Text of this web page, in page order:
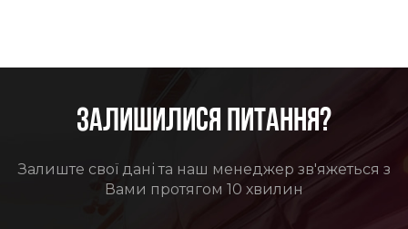
ЗАЛИШИЛИСЯ ПИТАННЯ?
Залиште свої дані та наш менеджер зв'яжеться з
Вами протягом 10 хвилин